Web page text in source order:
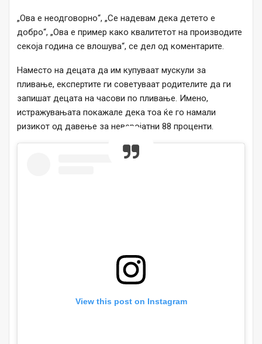
„Ова е неодговорно“, „Се надевам дека детето е
добро“, „Ова е пример како квалитетот на производите
секоја година се влошува“, се дел од коментарите.
Наместо на децата да им купуваат мускули за
пливање, експертите ги советуваат родителите да ги
запишат децата на часови по пливање. Имено,
истражувањата покажале дека тоа ќе го намали
ризикот од давење за неверојатни 88 проценти.
View this post on Instagram